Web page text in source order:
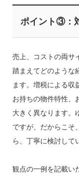
ポイント③：
売上、コストの両サ
踏まえてどのような
ます。増税による収
お持ちの物件特性、
大きく異なります。
ですが、だからこそ
ら、丁寧に検討して
観点の一例を記載い